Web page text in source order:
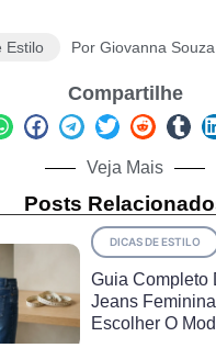
Estilo PorGiovanna Souza
Compartilhe
Veja Mais
Posts
DICAS DE ESTILO
Guia Completo
Jeans
Escolher O